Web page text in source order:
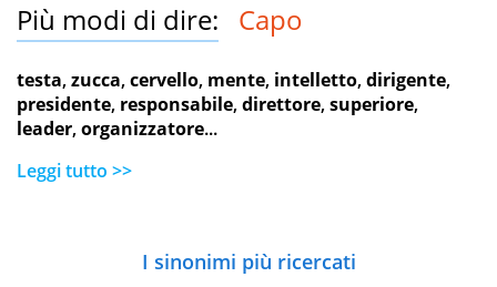
Più modi di dire: Capo
testa,zucca,cervello, mente, intelletto,dirigente,
presidente, responsabile,direttore,superiore,
leader,organizzatore...
Leggi tutto >>
I sinonimi più ricercati